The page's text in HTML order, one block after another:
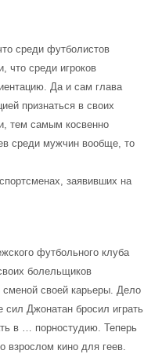
среди футболистов
что среди игроков
Да и сам глава
признаться в своих
тем самым косвенно
среди мужчин вообще, то
заявивших на
футбольного клуба
болельщиков
своей карьеры. Дело
сил Джонатан бросил играть
в … порностудию. Теперь
взрослом кино для геев.